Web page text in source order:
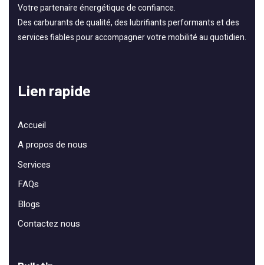
Votre partenaire énergétique de confiance.
Des carburants de qualité, des lubrifiants performants et des
services fiables pour accompagner votre mobilité au quotidien.
Lien rapide
Accueil
A propos de nous
Services
FAQs
Blogs
Contactez nous